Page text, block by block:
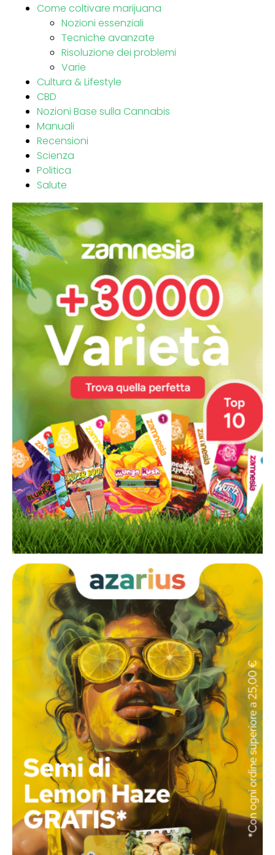
Come coltivare marijuana
Nozioni essenziali
Tecniche avanzate
Risoluzione dei problemi
Varie
Cultura & Lifestyle
CBD
Nozioni Base sulla Cannabis
Manuali
Recensioni
Scienza
Politica
Salute